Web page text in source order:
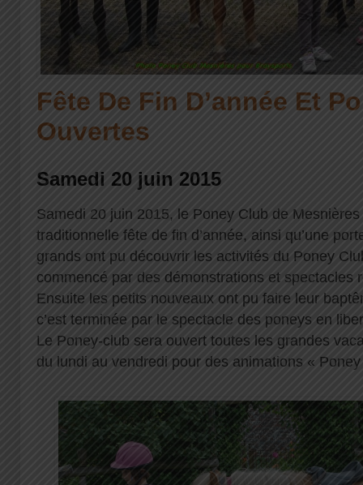
Fête De Fin D’année Et
Ouvertes
Samedi 20 juin 2015
Samedi 20 juin 2015, le Poney Club de
traditionnelle fête de fin d’année, ainsi qu’une
grands ont pu découvrir les activités du Poney
commencé par des démonstrations et spectacles
Ensuite les petits nouveaux ont pu faire leur
c’est terminée par le spectacle des poneys en
Le Poney-club sera ouvert toutes les grandes
du lundi au vendredi pour des animations «